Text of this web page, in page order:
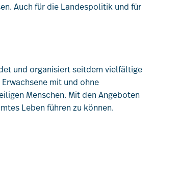
Auch für die Landespolitik und für
und organisiert seitdem vielfältige
mit und ohne
Menschen. Mit den Angeboten
Leben führen zu können.